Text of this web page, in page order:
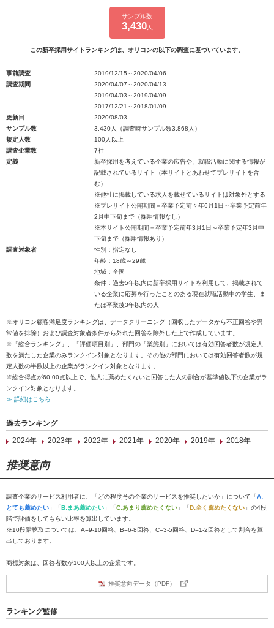
サンプル数
3,430人
この新卒採用サイトランキングは、オリコンの以下の調査に基づいています。
事前調査
2019/12/15～2020/04/06
調査期間
2020/04/07～2020/04/13
2019/04/03～2019/04/09
2017/12/21～2018/01/09
更新日
2020/08/03
サンプル数
3,430人（調査時サンプル数3,868人）
規定人数
100人以上
調査企業数
7社
定義
新卒採用を考えている企業の広告や、就職活動に関する情報が
記載されているサイト（本サイトとあわせてプレサイトを含
む）
※他社に掲載している求人を載せているサイトは対象外とする
※プレサイト公開期間＝卒業予定前々年6月1日～卒業予定前年
2月中下旬まで（採用情報なし）
※本サイト公開期間＝卒業予定前年3月1日～卒業予定年3月中
下旬まで（採用情報あり）
調査対象者
性別：指定なし
年齢：18歳～29歳
地域：全国
条件：過去5年以内に新卒採用サイトを利用して、掲載されて
いる企業に応募を行ったことのある現在就職活動中の学生、ま
たは卒業後3年以内の人
※オリコン顧客満足度ランキングは、データクリーニング（回収したデータから不正回答や異
常値を排除）および調査対象者条件から外れた回答を除外した上で作成しています。
※「総合ランキング」、「評価項目別」、部門の「業態別」においては有効回答者数が規定人
数を満たした企業のみランクイン対象となります。その他の部門においては有効回答者数が規
定人数の半数以上の企業がランクイン対象となります。
※総合得点が60.00点以上で、他人に薦めたくないと回答した人の割合が基準値以下の企業がラ
ンクイン対象となります。
≫ 詳細はこちら
過去ランキング
2024年
2023年 2022年 2021年 2020年 2019年 2018年
推奨意向
調査企業のサービス利用者に、「どの程度その企業のサービスを推奨したいか」について「A:
とても薦めたい 」「B:まあ薦めたい 」「C:あまり薦めたくない 」「D:全く薦めたくない 」の4段
階で評価をしてもらい比率を算出しています。
※10段階聴取については、A=9-10回答、B=6-8回答、C=3-5回答、D=1-2回答として割合を算
出しております。
商標対象は、回答者数が100人以上の企業です。
推奨意向データ（PDF）
ランキング監修